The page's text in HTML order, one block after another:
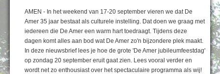
Fotoboek
AMEN - In het weekend van 17-20 september vieren we dat De
Amer 35 jaar bestaat als culturele instelling. Dat doen we graag met
iedereen die De Amer een warm hart toedraagt. Tijdens deze
dagen komt alles aan bod wat De Amer zo'n bijzondere plek maakt.
In deze nieuwsbrief lees je hoe de grote 'De Amer jubileumfeestdag'
op zondag 20 september eruit gaat zien. Lees vooral verder en
wordt net zo enthousiast over het spectaculaire programma als wij!